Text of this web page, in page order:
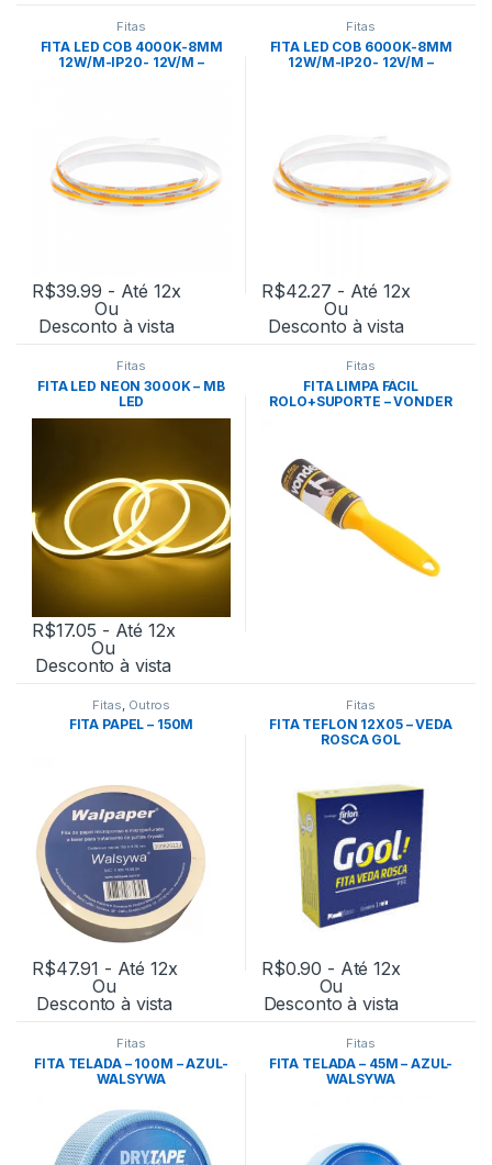
Fitas
FITA LED COB 4000K-8MM
12W/M-IP20- 12V/M –
R$39.99 - Até 12x
Ou
Desconto à vista
Fitas
FITA LED COB 6000K-8MM
12W/M-IP20- 12V/M –
R$42.27 - Até 12x
Ou
Desconto à vista
Fitas
FITA LED NEON 3000K – MB
LED
R$17.05 - Até 12x
Ou
Desconto à vista
Fitas
FITA LIMPA FÁCIL
ROLO+SUPORTE – VONDER
Fitas Outros
FITA PAPEL – 150M
R$47.91 - Até 12x
Ou
Desconto à vista
Fitas
FITA TEFLON 12X05 – VEDA
ROSCA GOL
R$0.90 - Até 12x
Ou
Desconto à vista
Fitas
FITA TELADA – 100M – AZUL-
WALSYWA
Fitas
FITA TELADA – 45M – AZUL-
WALSYWA